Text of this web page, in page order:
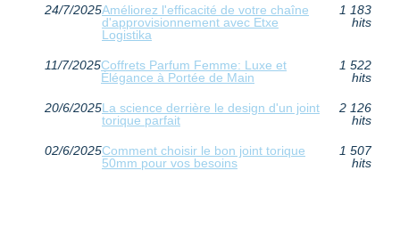
24/7/2025Améliorez l'efficacité de votre chaîne
d'approvisionnement avec Etxe
Logistika
1 183
hits
11/7/2025Coffrets Parfum Femme: Luxe et
Élégance à Portée de Main
1 522
hits
20/6/2025La science derrière le design d'un joint
torique parfait
2 126
hits
02/6/2025Comment choisir le bon joint torique
50mm pour vos besoins
1 507
hits